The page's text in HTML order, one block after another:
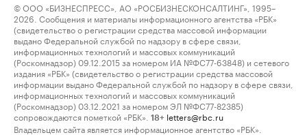
© ООО «БИЗНЕСПРЕСС», АО «РОСБИЗНЕСКОНСАЛТИНГ», 1995–
2026. Сообщения и материалы информационного агентства «РБК»
(свидетельство о регистрации средства массовой информации
выдано Федеральной службой по надзору в сфере связи,
информационных технологий и массовых коммуникаций
(Роскомнадзор) 09.12.2015 за номером ИА №ФС77-63848) и сетевого
издания «РБК» (свидетельство о регистрации средства массовой
информации выдано Федеральной службой по надзору в сфере связи,
информационных технологий и массовых коммуникаций
(Роскомнадзор) 03.12.2021 за номером ЭЛ №ФС77-82385)
сопровождаются пометкой «РБК».
18+ letters@rbc.ru
Владельцем сайта является информационное агентство «РБК».